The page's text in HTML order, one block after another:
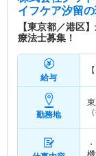
イフケア汐留
【東京都／港区
療法士募集！
給与
勤務地